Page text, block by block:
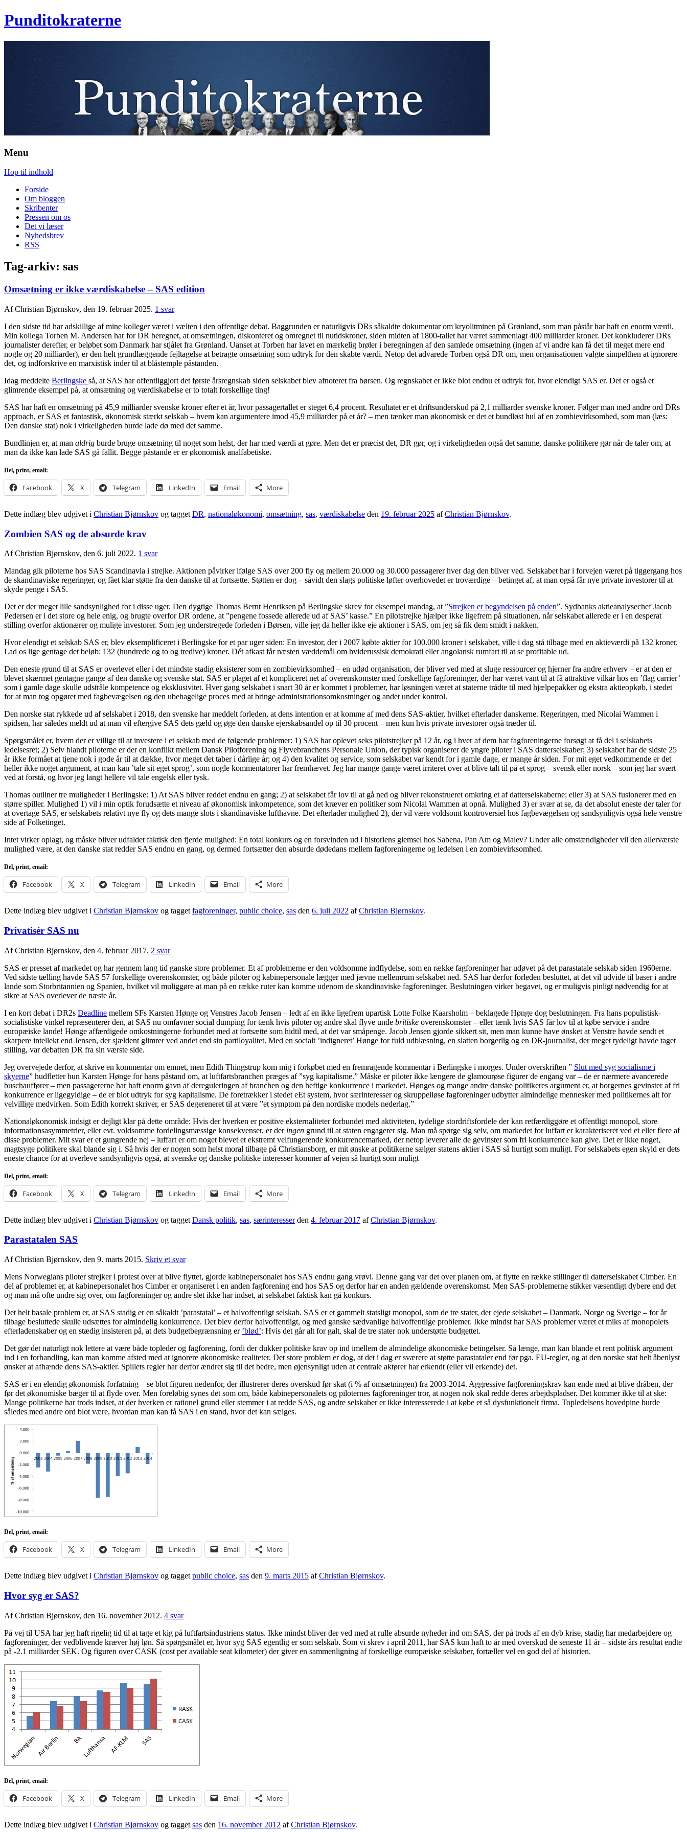
Punditokraterne
Menu
Hop til indhold
Forside
Om bloggen
Skribenter
Pressen om os
Det vi læser
Nyhedsbrev
RSS
Tag-arkiv: sas
Omsætning er ikke værdiskabelse – SAS edition
Af Christian Bjørnskov, den 19. februar 2025. 1 svar
I den sidste tid har adskillige af mine kolleger været i vælten i den offentlige debat. Baggrunden er naturligvis DRs såkaldte dokumentar om kryolitminen på Grønland, som man påstår har haft en enorm værdi.
Min kollega Torben M. Andersen har for DR beregnet, at omsætningen, diskonteret og omregnet til nutidskroner, siden midten af 1800-tallet har været sammenlagt 400 milliarder kroner. Det konkluderer DRs
journalister derefter, er beløbet som Danmark har stjålet fra Grønland. Uanset at Torben har lavet en mærkelig brøler i beregningen af den samlede omsætning (ingen af vi andre kan få det til meget mere end
nogle og 20 milliarder), er den helt grundlæggende fejltagelse at betragte omsætning som udtryk for den skabte værdi. Netop det advarede Torben også DR om, men organisationen valgte simpelthen at ignorere
det, og indforskrive en marxistisk inder til at blåstemple påstanden.
Idag meddelte Berlingske så, at SAS har offentliggjort det første årsregnskab siden selskabet blev afnoteret fra børsen. Og regnskabet er ikke blot endnu et udtryk for, hvor elendigt SAS er. Det er også et
glimrende eksempel på, at omsætning og værdiskabelse er to totalt forskellige ting!
SAS har haft en omsætning på 45,9 milliarder svenske kroner efter et år, hvor passagertallet er steget 6,4 procent. Resultatet er et driftsunderskud på 2,1 milliarder svenske kroner. Følger man med andre ord DRs
approach, er SAS et fantastisk, økonomisk stærkt selskab – hvem kan argumentere imod 45,9 milliarder på et år? – men tænker man økonomisk er det et bundløst hul af en zombievirksomhed, som man (læs:
Den danske stat) nok i virkeligheden burde lade dø med det samme.
Bundlinjen er, at man aldrig burde bruge omsætning til noget som helst, der har med værdi at gøre. Men det er præcist det, DR gør, og i virkeligheden også det samme, danske politikere gør når de taler om, at
man da ikke kan lade SAS gå fallit. Begge påstande er er økonomisk analfabetiske.
Del, print, email:
Facebook X Telegram LinkedIn Email More
Dette indlæg blev udgivet i Christian Bjørnskov og tagget DR, nationaløkonomi, omsætning, sas, værdiskabelse den 19. februar 2025 afChristian Bjørnskov.
Zombien SAS og de absurde krav
Af Christian Bjørnskov, den 6. juli 2022. 1 svar
Mandag gik piloterne hos SAS Scandinavia i strejke. Aktionen påvirker ifølge SAS over 200 fly og mellem 20.000 og 30.000 passagerer hver dag den bliver ved. Selskabet har i forvejen været på tiggergang hos
de skandinaviske regeringer, og fået klar støtte fra den danske til at fortsætte. Støtten er dog – såvidt den slags politiske løfter overhovedet er troværdige – betinget af, at man også får nye private investorer til at
skyde penge i SAS.
Det er der meget lille sandsynlighed for i disse uger. Den dygtige Thomas Bernt Henriksen på Berlingske skrev for eksempel mandag, at ”Strejken er begyndelsen på enden”. Sydbanks aktieanalysechef Jacob
Pedersen er i det store og hele enig, og brugte overfor DR ordene, at ”pengene fossede allerede ud af SAS’ kasse.” En pilotstrejke hjælper ikke ligefrem på situationen, når selskabet allerede er i en desperat
stilling overfor aktionærer og mulige investorer. Som jeg understregede forleden i Børsen, ville jeg da heller ikke eje aktioner i SAS, om jeg så fik dem smidt i nakken.
Hvor elendigt et selskab SAS er, blev eksemplificeret i Berlingske for et par uger siden: En investor, der i 2007 købte aktier for 100.000 kroner i selskabet, ville i dag stå tilbage med en aktieværdi på 132 kroner.
Lad os lige gentage det beløb: 132 (hundrede og to og tredive) kroner. Dét afkast får næsten væddemål om hviderussisk demokrati eller angolansk rumfart til at se profitable ud.
Den eneste grund til at SAS er overlevet eller i det mindste stadig eksisterer som en zombievirksomhed – en udød organisation, der bliver ved med at sluge ressourcer og hjerner fra andre erhverv – er at den er
blevet skærmet gentagne gange af den danske og svenske stat. SAS er plaget af et kompliceret net af overenskomster med forskellige fagforeninger, der har været vant til at få attraktive vilkår hos en ’flag carrier’
som i gamle dage skulle udstråle kompetence og eksklusivitet. Hver gang selskabet i snart 30 år er kommet i problemer, har løsningen været at staterne trådte til med hjælpepakker og ekstra aktieopkøb, i stedet
for at man tog opgøret med fagbevægelsen og den ubehagelige proces med at bringe administrationsomkostninger og andet under kontrol.
Den norske stat rykkede ud af selskabet i 2018, den svenske har meddelt forleden, at dens intention er at komme af med dens SAS-aktier, hvilket efterlader danskerne. Regeringen, med Nicolai Wammen i
spidsen, har således meldt ud at man vil eftergive SAS dets gæld og øge den danske ejerskabsandel op til 30 procent – men kun hvis private investorer også træder til.
Spørgsmålet er, hvem der er villige til at investere i et selskab med de følgende problemer: 1) SAS har oplevet seks pilotstrejker på 12 år, og i hver af dem har fagforeningerne forsøgt at få del i selskabets
ledelsesret; 2) Selv blandt piloterne er der en konflikt mellem Dansk Pilotforening og Flyvebranchens Personale Union, der typisk organiserer de yngre piloter i SAS datterselskaber; 3) selskabet har de sidste 25
år ikke formået at tjene nok i gode år til at dække, hvor meget det taber i dårlige år; og 4) den kvalitet og service, som selskabet var kendt for i gamle dage, er mange år siden. For mit eget vedkommende er det
heller ikke noget argument, at man kan ’tale sit eget sprog’, som nogle kommentatorer har fremhævet. Jeg har mange gange været irriteret over at blive talt til på et sprog – svensk eller norsk – som jeg har svært
ved at forstå, og hvor jeg langt hellere vil tale engelsk eller tysk.
Thomas outliner tre muligheder i Berlingske: 1) At SAS bliver reddet endnu en gang; 2) at selskabet får lov til at gå ned og bliver rekonstrueret omkring et af datterselskaberne; eller 3) at SAS fusionerer med en
større spiller. Mulighed 1) vil i min optik forudsætte et niveau af økonomisk inkompetence, som det kræver en politiker som Nicolai Wammen at opnå. Mulighed 3) er svær at se, da det absolut eneste der taler for
at overtage SAS, er selskabets relativt nye fly og dets mange slots i skandinaviske lufthavne. Det efterlader mulighed 2), der vil være voldsomt kontroversiel hos fagbevægelsen og sandsynligvis også hele venstre
side af Folketinget.
Intet virker oplagt, og måske bliver udfaldet faktisk den fjerde mulighed: En total konkurs og en forsvinden ud i historiens glemsel hos Sabena, Pan Am og Malev? Under alle omstændigheder vil den allerværste
mulighed være, at den danske stat redder SAS endnu en gang, og dermed fortsætter den absurde dødedans mellem fagforeningerne og ledelsen i en zombievirksomhed.
Del, print, email:
Facebook X Telegram LinkedIn Email More
Dette indlæg blev udgivet i Christian Bjørnskov og tagget fagforeninger, public choice, sas den 6. juli 2022 afChristian Bjørnskov.
Privatisér SAS nu
Af Christian Bjørnskov, den 4. februar 2017. 2 svar
SAS er presset af markedet og har gennem lang tid ganske store problemer. Et af problemerne er den voldsomme indflydelse, som en række fagforeninger har udøvet på det parastatale selskab siden 1960erne.
Ved sidste tælling havde SAS 57 forskellige overenskomster, og både piloter og kabinepersonale lægger med jævne mellemrum selskabet ned. SAS har derfor forleden besluttet, at det vil udvide til baser i andre
lande som Storbritannien og Spanien, hvilket vil muliggøre at man på en række ruter kan komme udenom de skandinaviske fagforeninger. Beslutningen virker begavet, og er muligvis pinligt nødvendig for at
sikre at SAS overlever de næste år.
I en kort debat i DR2s Deadline mellem SFs Karsten Hønge og Venstres Jacob Jensen – ledt af en ikke ligefrem upartisk Lotte Folke Kaarsholm – beklagede Hønge dog beslutningen. Fra hans populistisk-
socialistiske vinkel repræsenterer den, at SAS nu omfavner social dumping for tænk hvis piloter og andre skal flyve unde britiske overenskomster – eller tænk hvis SAS får lov til at købe service i andre
europæiske lande! Hønge affærdigede omkostningerne forbundet med at fortsætte som hidtil med, at det var småpenge. Jacob Jensen gjorde sikkert sit, men man kunne have ønsket at Venstre havde sendt et
skarpere intellekt end Jensen, der sjældent glimrer ved andet end sin partiloyalitet. Med en socialt ’indigneret’ Hønge for fuld udblæsning, en slatten borgerlig og en DR-journalist, der meget tydeligt havde taget
stilling, var debatten DR fra sin værste side.
Jeg overvejede derfor, at skrive en kommentar om emnet, men Edith Thingstrup kom mig i forkøbet med en fremragende kommentar i Berlingske i morges. Under overskriften ” Slut med syg socialisme i
skyerne” hudfletter hun Karsten Hønge for hans påstand om, at luftfartsbranchen præges af ”syg kapitalisme.” Måske er piloter ikke længere de glamourøse figurer de engang var – de er nærmere avancerede
buschauffører – men passagererne har haft enorm gavn af dereguleringen af branchen og den heftige konkurrence i markedet. Hønges og mange andre danske politikeres argument er, at borgernes gevinster af fri
konkurrence er ligegyldige – de er blot udtryk for syg kapitalisme. De foretrækker i stedet eEt system, hvor særinteresser og skruppelløse fagforeninger udbytter almindelige mennesker med politikernes alt for
velvillige medvirken. Som Edith korrekt skriver, er SAS degereneret til at være ”et symptom på den nordiske models nederlag.”
Nationaløkonomisk indsigt er dejligt klar på dette område: Hvis der hverken er positive eksternaliteter forbundet med aktiviteten, tydelige stordriftsfordele der kan retfærdiggøre et offentligt monopol, store
informationsasymmetrier, eller evt. voldsomme fordelingsmæssige konsekvenser, er der ingen grund til at staten engagerer sig. Man må spørge sig selv, om markedet for luffart er karakteriseret ved et eller flere af
disse problemer. Mit svar er et gungrende nej – luffart er om noget blevet et ekstremt velfungerende konkurrencemarked, der netop leverer alle de gevinster som fri konkurrence kan give. Det er ikke noget,
magtsyge politikere skal blande sig i. Så hvis der er nogen som helst moral tilbage på Christiansborg, er mit ønske at politikerne sælger statens aktier i SAS så hurtigt som muligt. For selskabets egen skyld er dets
eneste chance for at overleve sandsynligvis også, at svenske og danske politiske interesser kommer af vejen så hurtigt som muligt
Del, print, email:
Facebook X Telegram LinkedIn Email More
Dette indlæg blev udgivet i Christian Bjørnskov og tagget Dansk politik, sas, særinteresserden 4. februar 2017 afChristian Bjørnskov.
Parastatalen SAS
Af Christian Bjørnskov, den 9. marts 2015. Skriv et svar
Mens Norwegians piloter strejker i protest over at blive flyttet, gjorde kabinepersonalet hos SAS endnu gang vrøvl. Denne gang var det over planen om, at flytte en række stillinger til datterselskabet Cimber. En
del af problemet er, at kabinepersonalet hos Cimber er organiseret i en anden fagforening end hos SAS og derfor har en anden gældende overenskomst. Men SAS-problemerne stikker væsentligt dybere end det
og man må ofte undre sig over, om fagforeninger og andre slet ikke har indset, at selskabet faktisk kan gå konkurs.
Det helt basale problem er, at SAS stadig er en såkaldt ’parastatal’ – et halvoffentligt selskab. SAS er et gammelt statsligt monopol, som de tre stater, der ejede selskabet – Danmark, Norge og Sverige – for år
tilbage besluttede skulle udsættes for almindelig konkurrence. Det blev derfor halvoffentligt, og med ganske sædvanlige halvoffentlige problemer. Ikke mindst har SAS problemer været et miks af monopolets
efterladenskaber og en stædig insisteren på, at dets budgetbegrænsning er ’blød’: Hvis det går alt for galt, skal de tre stater nok understøtte budgettet.
Det gør det naturligt nok lettere at være både topleder og fagforening, fordi der dukker politiske krav op ind imellem de almindelige økonomiske betingelser. Så længe, man kan blande et rent politisk argument
ind i en forhandling, kan man komme afsted med at ignorere økonomiske realiteter. Det store problem er dog, at det i dag er sværere at støtte parastataler end før pga. EU-regler, og at den norske stat helt åbenlyst
ønsker at afhænde dens SAS-aktier. Spillets regler har derfor ændret sig til det bedre, men øjensynligt uden at centrale aktører har erkendt (eller vil erkende) det.
SAS er i en elendig økonomisk forfatning – se blot figuren nedenfor, der illustrerer deres overskud før skat (i % af omsætningen) fra 2003-2014. Aggressive fagforeningskrav kan ende med at blive dråben, der
før det økonomiske bæger til at flyde over. Men foreløbig synes det som om, både kabinepersonalets og piloternes fagforeninger tror, at nogen nok skal redde deres arbejdspladser. Det kommer ikke til at ske:
Mange politikerne har trods indset, at der hverken er rationel grund eller stemmer i at redde SAS, og andre selskaber er ikke interesserede i at købe et så dysfunktionelt firma. Topledelsens hovedpine burde
således med andre ord blot være, hvordan man kan få SAS i en stand, hvor det kan sælges.
Del, print, email:
Facebook X Telegram LinkedIn Email More
Dette indlæg blev udgivet i Christian Bjørnskov og tagget public choice, sas den 9. marts 2015 afChristian Bjørnskov.
Hvor syg er SAS?
Af Christian Bjørnskov, den 16. november 2012. 4 svar
På vej til USA har jeg haft rigelig tid til at tage et kig på luftfartsindustriens status. Ikke mindst bliver der ved med at rulle absurde nyheder ind om SAS, der på trods af en dyb krise, stadig har medarbejdere og
fagforeninger, der vedblivende kræver høj løn. Så spørgsmålet er, hvor syg SAS egentlig er som selskab. Som vi skrev i april 2011, har SAS kun haft to år med overskud de seneste 11 år – sidste års resultat endte
på -2.1 milliarder SEK. Og figuren over CASK (cost per available seat kilometer) der giver en sammenligning af forskellige europæiske selskaber, fortæller vel en god del af historien.
Del, print, email:
Facebook X Telegram LinkedIn Email More
Dette indlæg blev udgivet i Christian Bjørnskov og tagget sas den 16. november 2012 afChristian Bjørnskov.